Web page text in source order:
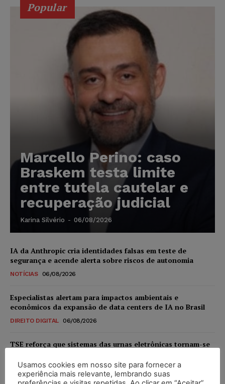
Popular
Marcello Perino: caso
Braskem testa limite
entre tutela cautelar e
recuperação judicial
Karina Silvério - 06/08/2026
IA da Anthropic cria identidades falsas em teste de
segurança e acende alerta sobre riscos de autonomia
NOTÍCIAS 06/08/2026
Especialistas alertam para impactos ambientais e
econômicos da expansão de data centers de IA no Brasil
DIREITO DIGITAL 06/08/2026
TSE reforça que sistemas das urnas eletrônicas tornam-se
NOTÍCIAS 06/08/2026
Usamos cookies em nosso site para fornecer a
experiência mais relevante, lembrando suas